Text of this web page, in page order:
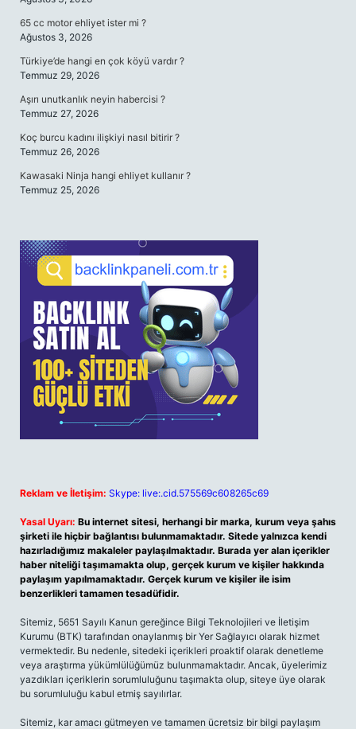
65 cc motor ehliyet ister mi ?
Ağustos 3, 2026
Türkiye’de hangi en çok köyü vardır ?
Temmuz 29, 2026
Aşırı unutkanlık neyin habercisi ?
Temmuz 27, 2026
Koç burcu kadını ilişkiyi nasıl bitirir ?
Temmuz 26, 2026
Kawasaki Ninja hangi ehliyet kullanır ?
Temmuz 25, 2026
Reklam ve İletişim: Skype: live:.cid.575569c608265c69
Yasal Uyarı: Bu internet sitesi, herhangi bir marka, kurum veya şahıs
şirketi ile hiçbir bağlantısı bulunmamaktadır. Sitede yalnızca kendi
hazırladığımız makaleler paylaşılmaktadır. Burada yer alan içerikler
haber niteliği taşımamakta olup, gerçek kurum ve kişiler hakkında
paylaşım yapılmamaktadır. Gerçek kurum ve kişiler ile isim
benzerlikleri tamamen tesadüfidir.
Sitemiz, 5651 Sayılı Kanun gereğince Bilgi Teknolojileri ve İletişim
Kurumu (BTK) tarafından onaylanmış bir Yer Sağlayıcı olarak hizmet
vermektedir. Bu nedenle, sitedeki içerikleri proaktif olarak denetleme
veya araştırma yükümlülüğümüz bulunmamaktadır. Ancak, üyelerimiz
yazdıkları içeriklerin sorumluluğunu taşımakta olup, siteye üye olarak
bu sorumluluğu kabul etmiş sayılırlar.
Sitemiz, kar amacı gütmeyen ve tamamen ücretsiz bir bilgi paylaşım